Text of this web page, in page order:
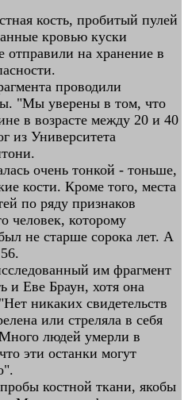
кость, пробитый пулей
кровью куски
отправили на хранение в
проводили
"Мы уверены в том, что
в возрасте между 20 и 40
из Университета
очень тонкой - тоньше,
кости. Кроме того, места
по ряду признаков
человек, которому
не старше сорока лет. А
им фрагмент
и Еве Браун, хотя она
никаких свидетельств
или стреляла в себя
людей умерли в
эти останки могут
костной ткани, якобы